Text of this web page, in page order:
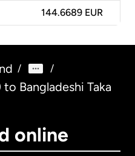
144.6689 EUR
/ /
Bangladeshi Taka
online